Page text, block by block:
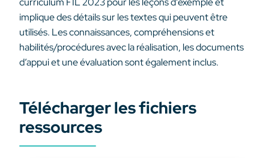
implique des détails sur les textes qui peuvent être
utilisés. Les connaissances, compréhensions et
habilités/procédures avec la réalisation, les documents
d’appui et une évaluation sont également inclus.
Télécharger les fichiers
ressources